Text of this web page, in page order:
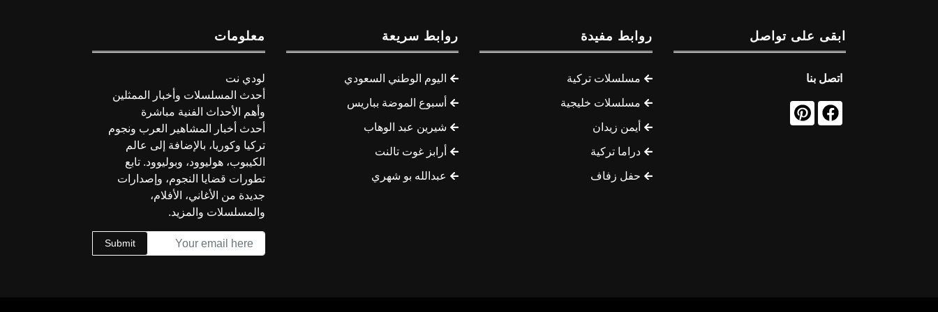
ابقى على تواصل
اتصل بنا
روابط مفيدة
مسلسلات تركية
مسلسلات خليجية
أيمن زيدان
دراما تركية
حفل زفاف
روابط سريعة
اليوم الوطني السعودي
أسبوع الموضة بباريس
شيرين عبد الوهاب
أرابز غوت تالنت
عبدالله بو شهري
معلومات
لودي نت
أحدث المسلسلات وأخبار الممثلين
وأهم الأحداث الفنية مباشرة
أحدث أخبار المشاهير العرب ونجوم
تركيا وكوريا، بالإضافة إلى عالم
الكيبوب، هوليوود، وبوليوود. تابع
تطورات قضايا النجوم، وإصدارات
جديدة من الأغاني، الأفلام،
والمسلسلات والمزيد.
Submit